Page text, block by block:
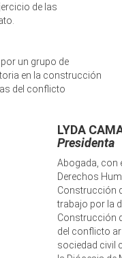
de las
un grupo de
en la construcción
del conflicto
LYDA
Presidenta
Abogada, con
Derechos
Construcción
trabajo por la
Construcción
del conflicto
sociedad civil